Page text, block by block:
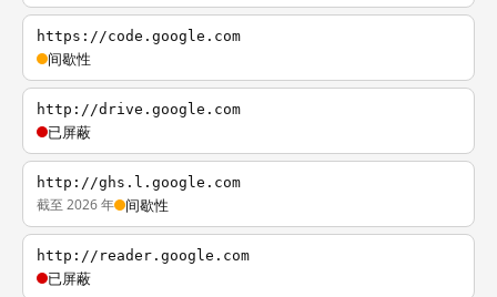
https://code.google.com
间歇性
http://drive.google.com
已屏蔽
http://ghs.l.google.com
截至 2026 年 间歇性
http://reader.google.com
已屏蔽